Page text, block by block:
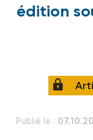
édition
Publié le :